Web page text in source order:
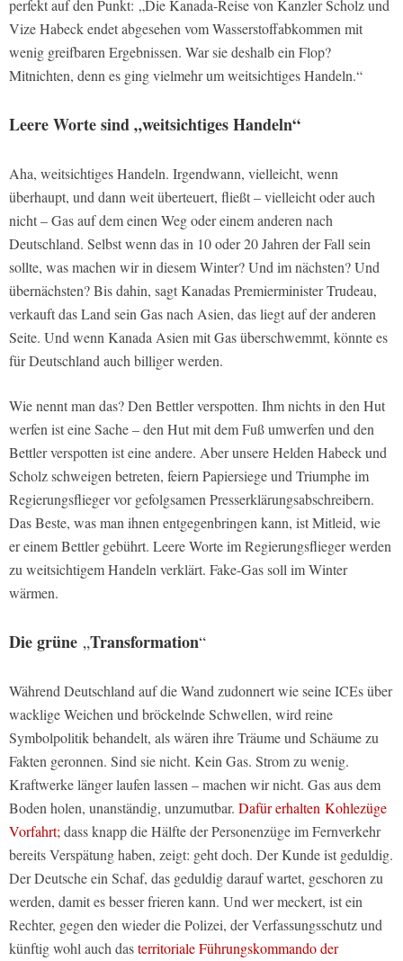
perfekt auf den Punkt: „Die Kanada-Reise von Kanzler Scholz und
Vize Habeck endet abgesehen vom Wasserstoffabkommen mit
wenig greifbaren Ergebnissen. War sie deshalb ein Flop?
Mitnichten, denn es ging vielmehr um weitsichtiges Handeln.“
Leere Worte sind „weitsichtiges Handeln“
Aha, weitsichtiges Handeln. Irgendwann, vielleicht, wenn
überhaupt, und dann weit überteuert, fließt – vielleicht oder auch
nicht – Gas auf dem einen Weg oder einem anderen nach
Deutschland. Selbst wenn das in 10 oder 20 Jahren der Fall sein
sollte, was machen wir in diesem Winter? Und im nächsten? Und
übernächsten? Bis dahin, sagt Kanadas Premierminister Trudeau,
verkauft das Land sein Gas nach Asien, das liegt auf der anderen
Seite. Und wenn Kanada Asien mit Gas überschwemmt, könnte es
für Deutschland auch billiger werden.
Wie nennt man das? Den Bettler verspotten. Ihm nichts in den Hut
werfen ist eine Sache – den Hut mit dem Fuß umwerfen und den
Bettler verspotten ist eine andere. Aber unsere Helden Habeck und
Scholz schweigen betreten, feiern Papiersiege und Triumphe im
Regierungsflieger vor gefolgsamen Presserklärungsabschreibern.
Das Beste, was man ihnen entgegenbringen kann, ist Mitleid, wie
er einem Bettler gebührt. Leere Worte im Regierungsflieger werden
zu weitsichtigem Handeln verklärt. Fake-Gas soll im Winter
wärmen.
Die grüne „Transformation“
Während Deutschland auf die Wand zudonnert wie seine ICEs über
wacklige Weichen und bröckelnde Schwellen, wird reine
Symbolpolitik behandelt, als wären ihre Träume und Schäume zu
Fakten geronnen. Sind sie nicht. Kein Gas. Strom zu wenig.
Kraftwerke länger laufen lassen – machen wir nicht. Gas aus dem
Boden holen, unanständig, unzumutbar. Dafür erhalten Kohlezüge
Vorfahrt;dass knapp die Hälfte der Personenzüge im Fernverkehr
bereits Verspätung haben, zeigt: geht doch. Der Kunde ist geduldig.
Der Deutsche ein Schaf, das geduldig darauf wartet, geschoren zu
werden, damit es besser frieren kann. Und wer meckert, ist ein
Rechter, gegen den wieder die Polizei, der Verfassungsschutz und
künftig wohl auch dasterritoriale Führungskommando der